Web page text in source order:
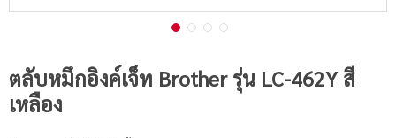
ตลับหมึกอิงค์เจ็ท Brother รุ่น LC-462Y สี
เหลือง